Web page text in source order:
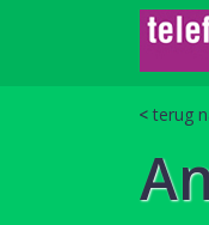
terug